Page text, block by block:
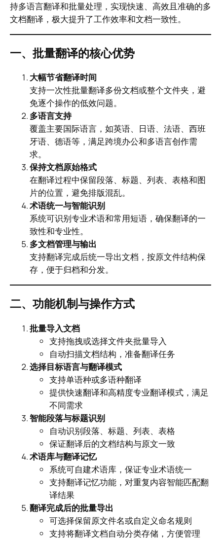
持多语言翻译和批量处理，实现快速、高效且准确的多
文档翻译，极大提升了工作效率和文档一致性。
一、批量翻译的核心优势
大幅节省翻译时间
支持一次性批量翻译多份文档或整个文件夹，避
免逐个操作的低效问题。
多语言支持
覆盖主要国际语言，如英语、日语、法语、西班
牙语、德语等，满足跨境办公和多语言创作需
求。
保持文档原始格式
在翻译过程中保留段落、标题、列表、表格和图
片的位置，避免排版混乱。
术语统一与智能识别
系统可识别专业术语和常用短语，确保翻译的一
致性和专业性。
多文档管理与输出
支持翻译完成后统一导出文档，按原文件结构保
存，便于归档和分发。
二、功能机制与操作方式
批量导入文档
支持拖拽或选择文件夹批量导入
自动扫描文档结构，准备翻译任务
选择目标语言与翻译模式
支持单语种或多语种翻译
提供快速翻译和高精度专业翻译模式，满足
不同需求
智能段落与标题识别
自动识别段落、标题、列表、表格
保证翻译后的文档结构与原文一致
术语库与翻译记忆
系统可自建术语库，保证专业术语统一
支持翻译记忆功能，对重复内容智能匹配翻
译结果
翻译完成后的批量导出
可选择保留原文件名或自定义命名规则
支持将翻译文档自动分类存储，方便管理